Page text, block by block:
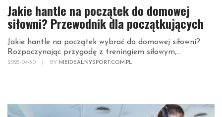
Jakie hantle na początek do domowej
siłowni? Przewodnik dla początkujących
Jakie hantle na początek wybrać do domowej siłowni?
Rozpoczynając przygodę z treningiem siłowym,...
2025-04-30 BY NIEIDEALNYSPORT.COM.PL